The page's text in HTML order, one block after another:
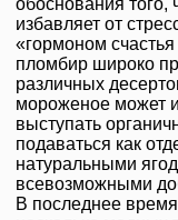
обоснования того,
избавляет от
«гормоном
пломбир широко
различных
мороженое может
выступать
подаваться как
натуральными
всевозможными
В последнее